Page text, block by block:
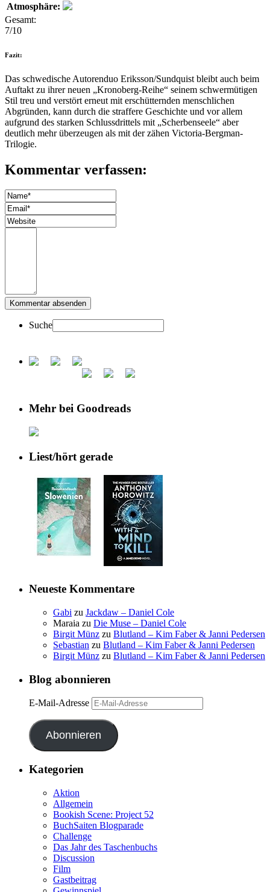
Atmosphäre:
Gesamt:
7/10
Fazit:
Das schwedische Autorenduo Eriksson/Sundquist bleibt auch beim
Auftakt zu ihrer neuen „Kronoberg-Reihe“ seinem schwermütigen
Stil treu und verstört erneut mit erschütternden menschlichen
Abgründen, kann durch die straffere Geschichte und vor allem
aufgrund des starken Schlussdrittels mit „Scherbenseele“ aber
deutlich mehr überzeugen als mit der zähen Victoria-Bergman-
Trilogie.
Kommentar verfassen:
Suche
Mehr bei Goodreads
Liest/hört gerade
Neueste Kommentare
Gabi zu Jackdaw – Daniel Cole
Maraia zu Die Muse – Daniel Cole
Birgit Münz zu Blutland – Kim Faber & Janni Pedersen
Sebastian zu Blutland – Kim Faber & Janni Pedersen
Birgit Münz zu Blutland – Kim Faber & Janni Pedersen
Blog abonnieren
E-Mail-Adresse
Abonnieren
Kategorien
Aktion
Allgemein
Bookish Scene: Project 52
BuchSaiten Blogparade
Challenge
Das Jahr des Taschenbuchs
Discussion
Film
Gastbeitrag